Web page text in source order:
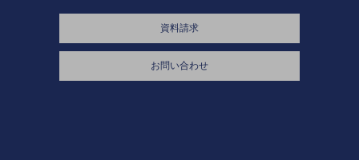
資料請求
お問い合わせ